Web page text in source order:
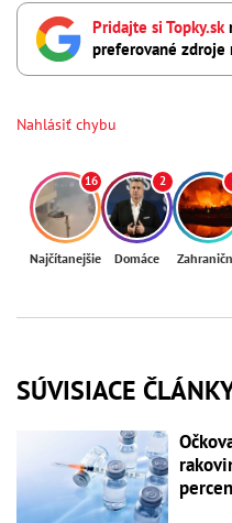
Pridajte si Topky.sk
preferované zdroje
Nahlásiť chybu
16
Najčítanejšie
2
Domáce
SÚVISIACE